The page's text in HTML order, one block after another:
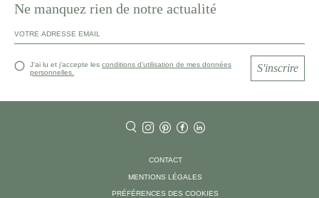
Ne manquez rien de notre actualité
J’ai lu et j’accepte les conditions d’utilisation de mes données
personnelles.
S'inscrire
CONTACT
MENTIONS LÉGALES
PRÉFÉRENCES DES COOKIES